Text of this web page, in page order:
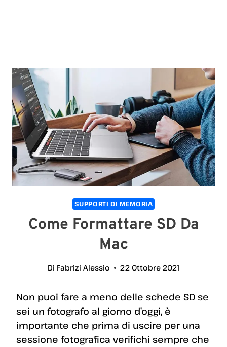
SUPPORTI DI MEMORIA
Come Formattare SD Da
Mac
Di Fabrizi Alessio 22 Ottobre 2021
Non puoi fare a meno delle schede SD se
sei un fotografo al giorno d’oggi, è
importante che prima di uscire per una
sessione fotografica verifichi sempre che